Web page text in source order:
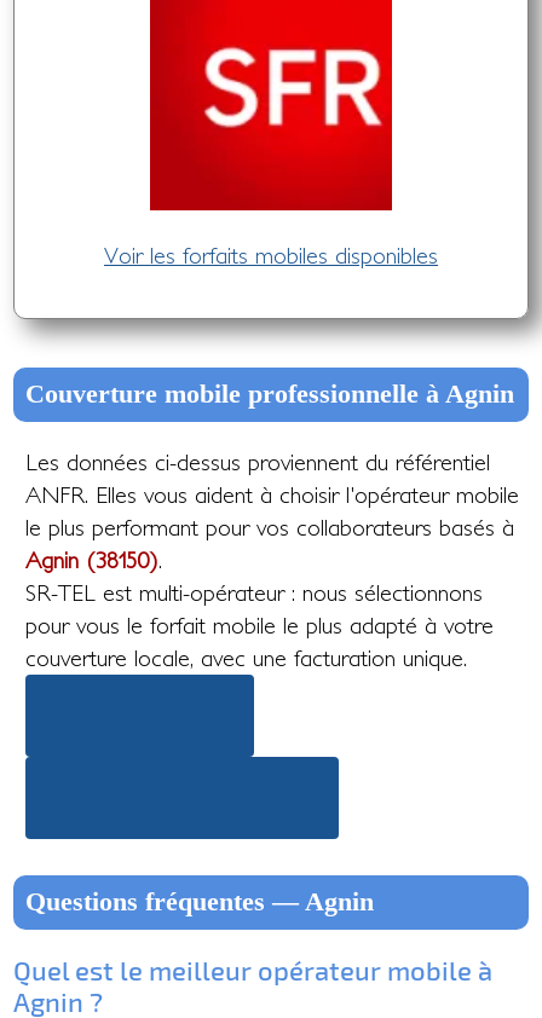
Voir les forfaits mobiles disponibles
Couverture mobile professionnelle à Agnin
Les données ci-dessus proviennent du référentiel
ANFR. Elles vous aident à choisir l'opérateur mobile
le plus performant pour vos collaborateurs basés à
Agnin (38150).
SR-TEL est multi-opérateur : nous sélectionnons
pour vous le forfait mobile le plus adapté à votre
couverture locale, avec une facturation unique.
Questions fréquentes — Agnin
Quel est le meilleur opérateur mobile à
Agnin ?